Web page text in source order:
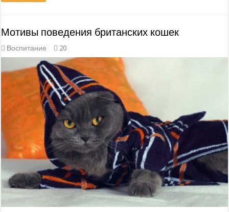
Мотивы поведения британских кошек
Воспитание 20